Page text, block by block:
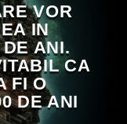
VOR
IN
ANI.
CA
FI O
DE ANI